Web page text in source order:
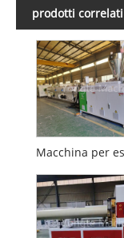
prodotti correlati